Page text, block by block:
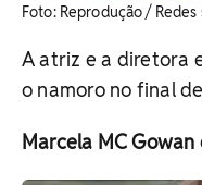
Foto: Reprodução / Redes
A atriz e a diretora
o namoro no final
Marcela MC